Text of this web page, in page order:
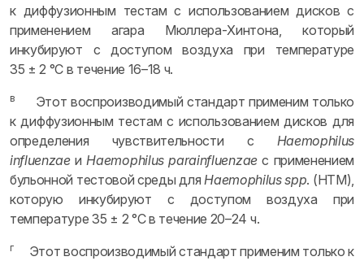
к диффузионным тестам с использованием дисков с
применением агара Мюллера-Хинтона, который
инкубируют с доступом воздуха при температуре
35 ± 2 °C в течение 16–18 ч.
в Этот воспроизводимый стандарт применим только
к диффузионным тестам с использованием дисков для
определения чувствительности с Haemophilus
influenzaeиHaemophilus parainfluenzaeс применением
бульонной тестовой среды дляHaemophilus spp. (HTM),
которую инкубируют с доступом воздуха при
температуре 35 ± 2 °C в течение 20–24 ч.
г Этот воспроизводимый стандарт применим только к